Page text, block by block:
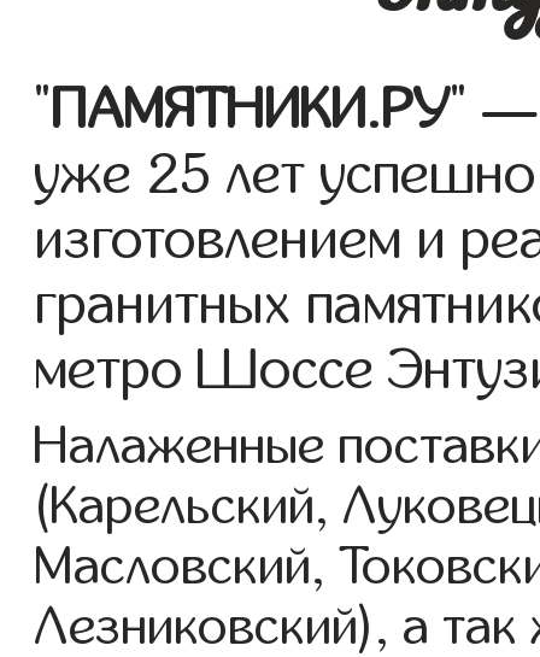
"ПАМЯТНИКИ.РУ" —
уже 25 лет
изготовлением и
гранитных
метро Шоссе
Налаженные
(Карельский,
Масловский,
Лезниковский), а